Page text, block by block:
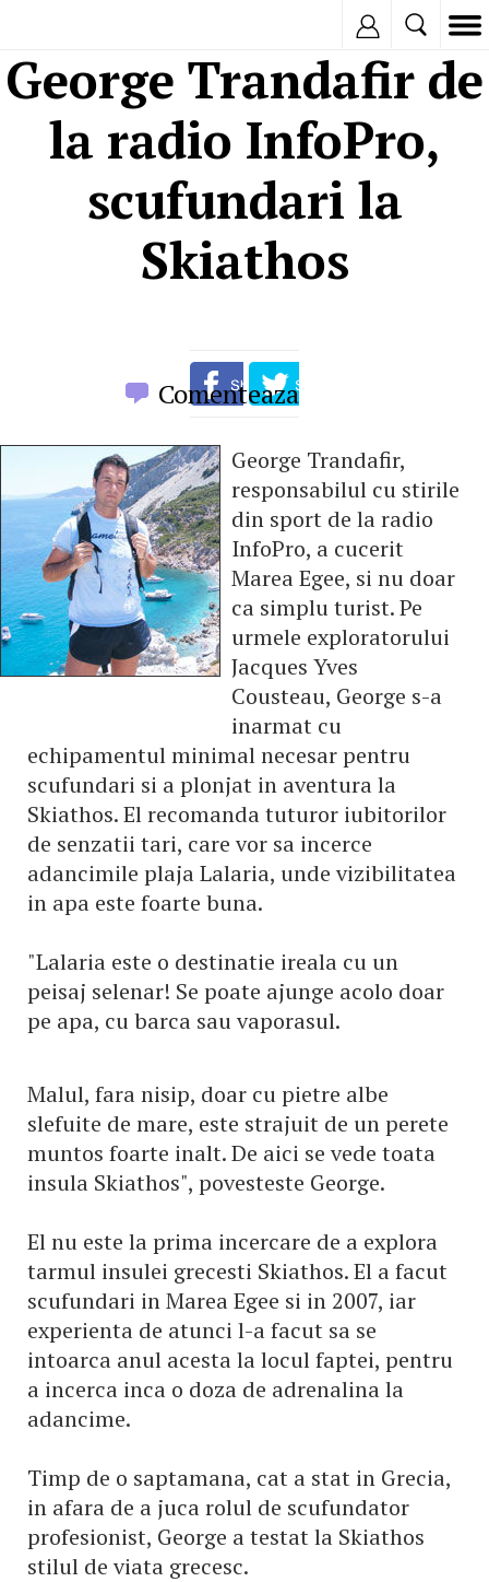
George Trandafir de
la radio InfoPro,
scufundari la
Skiathos
Comenteaza
George Trandafir,
responsabilul cu stirile
din sport de la radio
InfoPro, a cucerit
Marea Egee, si nu doar
ca simplu turist. Pe
urmele exploratorului
Jacques Yves
Cousteau, George s-a
inarmat cu
echipamentul minimal necesar pentru
scufundari si a plonjat in aventura la
Skiathos. El recomanda tuturor iubitorilor
de senzatii tari, care vor sa incerce
adancimile plaja Lalaria, unde vizibilitatea
in apa este foarte buna.
"Lalaria este o destinatie ireala cu un
peisaj selenar! Se poate ajunge acolo doar
pe apa, cu barca sau vaporasul.
Malul, fara nisip, doar cu pietre albe
slefuite de mare, este strajuit de un perete
muntos foarte inalt. De aici se vede toata
insula Skiathos", povesteste George.
El nu este la prima incercare de a explora
tarmul insulei grecesti Skiathos. El a facut
scufundari in Marea Egee si in 2007, iar
experienta de atunci l-a facut sa se
intoarca anul acesta la locul faptei, pentru
a incerca inca o doza de adrenalina la
adancime.
Timp de o saptamana, cat a stat in Grecia,
in afara de a juca rolul de scufundator
profesionist, George a testat la Skiathos
stilul de viata grecesc.